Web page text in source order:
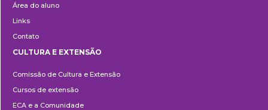
Área do aluno
Links
Contato
e
Extensão
CULTURA E EXTENSÃO
Comissão de Cultura e Extensão
Cursos de extensão
ECA e a Comunidade